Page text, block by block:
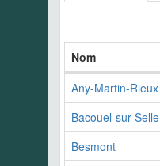
Nom
Any-Martin-Rieux
Bacouel-sur-Selle
Besmont